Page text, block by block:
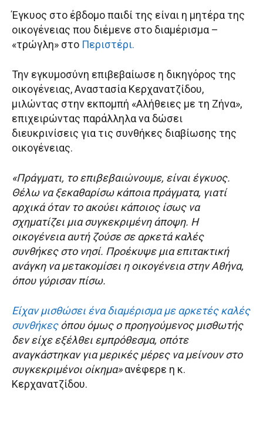
Έγκυος στο έβδομο παιδί της είναι η μητέρα της
οικογένειας που διέμενε στο διαμέρισμα –
«τρώγλη» στο Περιστέρι.
Την εγκυμοσύνη επιβεβαίωσε η δικηγόρος της
οικογένειας, Αναστασία Κερχανατζίδου,
μιλώντας στην εκπομπή «Αλήθειες με τη Ζήνα»,
επιχειρώντας παράλληλα να δώσει
διευκρινίσεις για τις συνθήκες διαβίωσης της
οικογένειας.
«Πράγματι, το επιβεβαιώνουμε, είναι έγκυος.
Θέλω να ξεκαθαρίσω κάποια πράγματα, γιατί
αρχικά όταν το ακούει κάποιος ίσως να
σχηματίζει μια συγκεκριμένη άποψη. Η
οικογένεια αυτή ζούσε σε αρκετά καλές
συνθήκες στο νησί. Προέκυψε μια επιτακτική
ανάγκη να μετακομίσει η οικογένεια στην Αθήνα,
όπου γύρισαν πίσω.
Είχαν μισθώσει ένα διαμέρισμα με αρκετές καλές
συνθήκεςόπου όμως ο προηγούμενος μισθωτής
δεν είχε εξέλθει εμπρόθεσμα, οπότε
αναγκάστηκαν για μερικές μέρες να μείνουν στο
συγκεκριμένοι οίκημα»ανέφερε η κ.
Κερχανατζίδου.